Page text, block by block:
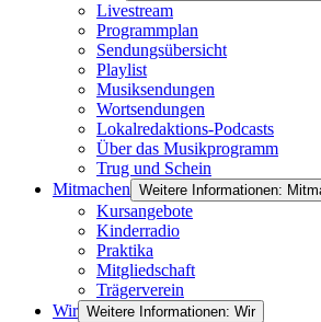
Livestream
Programmplan
Sendungsübersicht
Playlist
Musiksendungen
Wortsendungen
Lokalredaktions-Podcasts
Über das Musikprogramm
Trug und Schein
Mitmachen Weitere Informationen:
Kursangebote
Kinderradio
Praktika
Mitgliedschaft
Trägerverein
Wir Weitere Informationen: Wir